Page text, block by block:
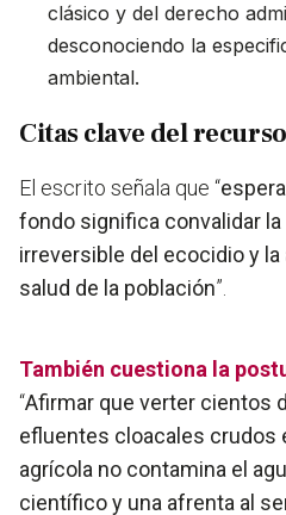
clásico y del derecho
desconociendo la
ambiental.
Citas clave del recurso
El escrito señala que “
fondo significa convalidar
irreversible del ecocidio y
salud de la población”.
También cuestiona la
“Afirmar que verter cientos
efluentes cloacales crudos
agrícola no contamina el
científico y una afrenta al